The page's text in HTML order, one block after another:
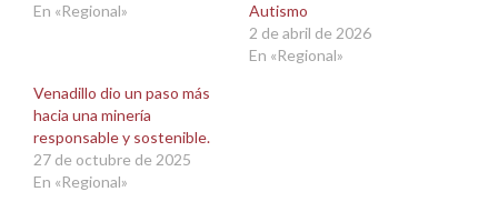
En «Regional»
Autismo
2 de abril de 2026
En «Regional»
Venadillo dio un paso más
hacia una minería
responsable y sostenible.
27 de octubre de 2025
En «Regional»